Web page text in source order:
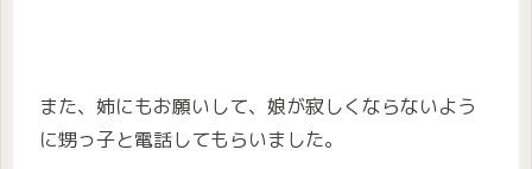
また、姉にもお願いして、娘が寂しくならないよう
に甥っ子と電話してもらいました。